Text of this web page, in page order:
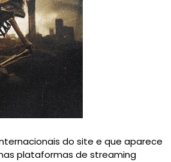
do site e que aparece
plataformas de streaming